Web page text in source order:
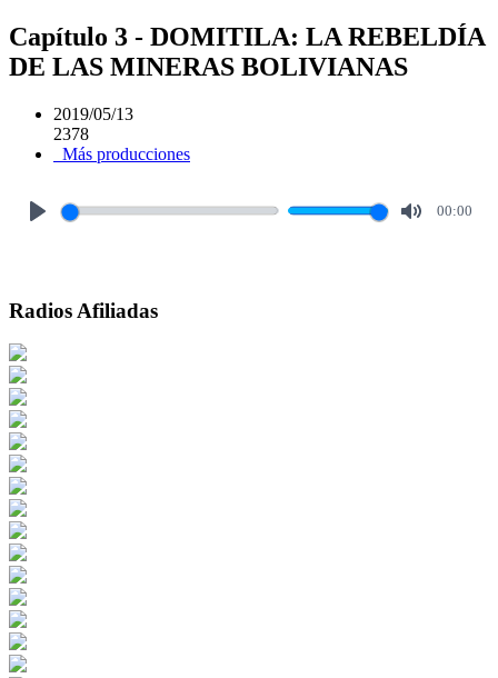
Capítulo 3 - DOMITILA: LA REBELDÍA
DE LAS MINERAS BOLIVIANAS
2019/05/13
2378
Más producciones
00:00
Radios Afiliadas